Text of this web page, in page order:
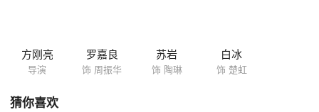
方刚亮
导演
罗嘉良
饰 周振华
苏岩
饰 陶琳
白冰
饰 楚虹
猜你喜欢